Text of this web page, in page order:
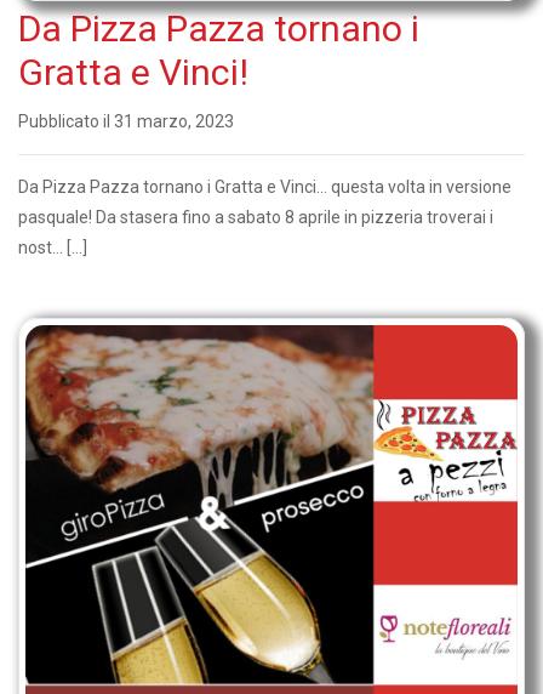
Da Pizza Pazza tornano i
Gratta e Vinci!
Pubblicato il 31 marzo, 2023
Da Pizza Pazza tornano i Gratta e Vinci… questa volta in versione
pasquale! Da stasera fino a sabato 8 aprile in pizzeria troverai i
nost... […]